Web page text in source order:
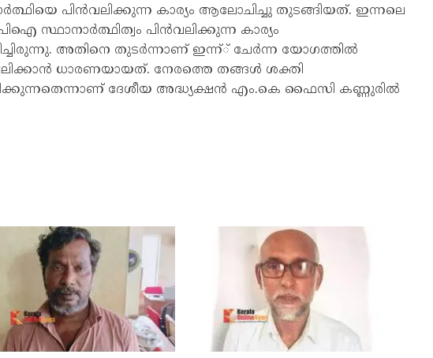
പിൻവലിക്കുന്ന കാര്യം ആലോചിച്ചു തുടങ്ങിയത്. ഇന്നലെ
സ്ഥാനാർത്ഥിത്വം പിൻവലിക്കുന്ന കാര്യം
അതിനെ തുടർന്നാണ് ഇന്ന്് ചേർന്ന യോഗത്തിൽ
ധാരണയായത്. നേരത്തെ തങ്ങൾ ശക്തി
ദേശീയ അദ്ധ്യക്ഷൻ എം.കെ ഫൈസി കണ്ണുരിൽ